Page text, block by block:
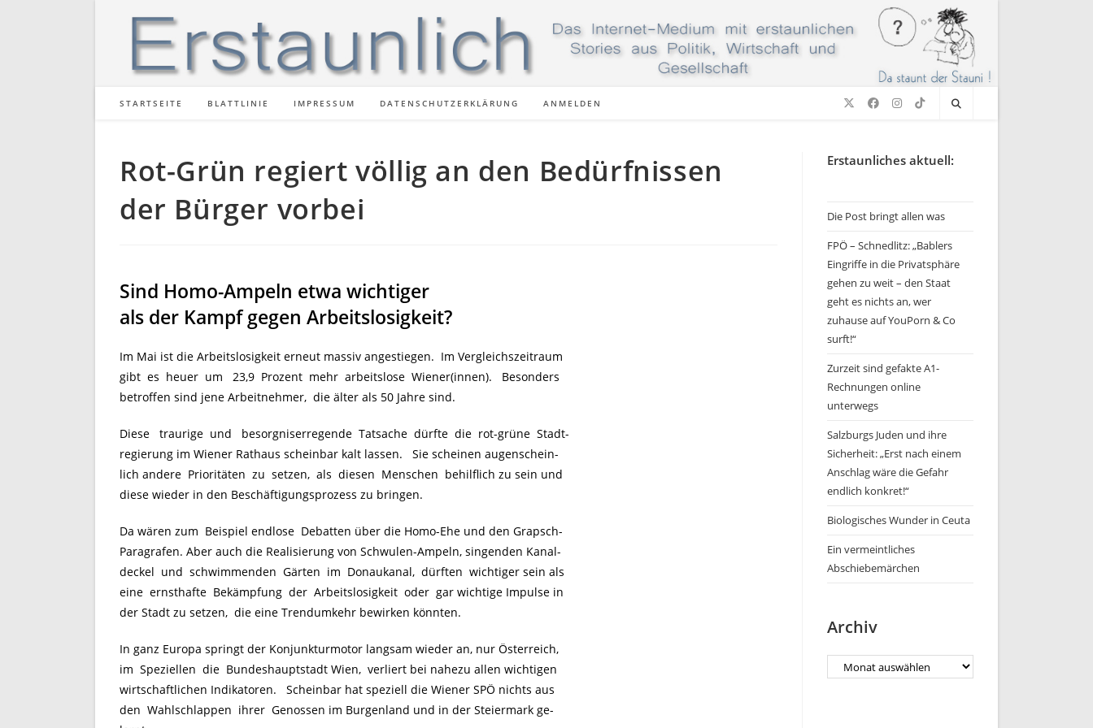
STARTSEITE BLATTLINIE IMPRESSUM DATENSCHUTZERKLÄRUNG ANMELDEN
Rot-Grün regiert völlig an den Bedürfnissen
der Bürger vorbei
Sind Homo-Ampeln etwa wichtiger
als der Kampf gegen Arbeitslosigkeit?
Im Mai ist die Arbeitslosigkeit erneut massiv angestiegen. Im Vergleichszeitraum
gibt es heuer um 23,9 Prozent mehr arbeitslose Wiener(innen). Besonders
betroffen sind jene Arbeitnehmer, die älter als 50 Jahre sind.
Diese traurige und besorgniserregende Tatsache dürfte die rot-grüne Stadt-
regierung im Wiener Rathaus scheinbar kalt lassen. Sie scheinen augenschein-
lich andere Prioritäten zu setzen, als diesen Menschen behilflich zu sein und
diese wieder in den Beschäftigungsprozess zu bringen.
Da wären zum Beispiel endlose Debatten über die Homo-Ehe und den Grapsch-
Paragrafen. Aber auch die Realisierung von Schwulen-Ampeln, singenden Kanal-
deckel und schwimmenden Gärten im Donaukanal, dürften wichtiger sein als
eine ernsthafte Bekämpfung der Arbeitslosigkeit oder gar wichtige Impulse in
der Stadt zu setzen, die eine Trendumkehr bewirken könnten.
In ganz Europa springt der Konjunkturmotor langsam wieder an, nur Österreich,
im Speziellen die Bundeshauptstadt Wien, verliert bei nahezu allen wichtigen
wirtschaftlichen Indikatoren. Scheinbar hat speziell die Wiener SPÖ nichts aus
den Wahlschlappen ihrer Genossen im Burgenland und in der Steiermark ge-
Erstaunliches aktuell:
Die Post bringt allen was
FPÖ – Schnedlitz: „Bablers
Eingriffe in die Privatsphäre
gehen zu weit – den Staat
geht es nichts an, wer
zuhause auf YouPorn & Co
surft!“
Zurzeit sind gefakte A1-
Rechnungen online
unterwegs
Salzburgs Juden und ihre
Sicherheit: „Erst nach einem
Anschlag wäre die Gefahr
endlich konkret!“
Biologisches Wunder in Ceuta
Ein vermeintliches
Abschiebemärchen
Archiv
Archiv